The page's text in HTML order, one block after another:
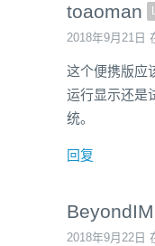
toaoman
2018年9月21日
这个便携版应
运行显示还是
统。
回复
BeyondIM
2018年9月22日